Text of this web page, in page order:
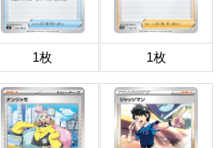
1枚 1枚